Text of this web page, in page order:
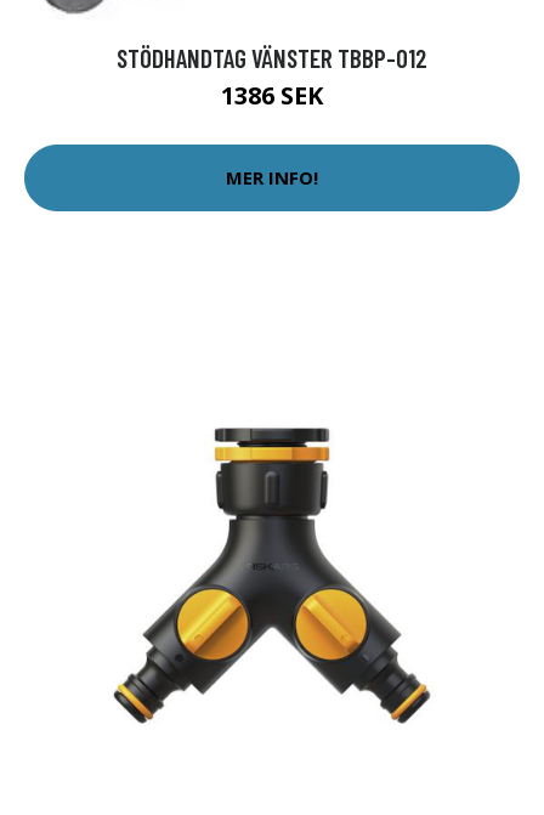
STÖDHANDTAG VÄNSTER TBBP-012
1386 SEK
MER INFO!